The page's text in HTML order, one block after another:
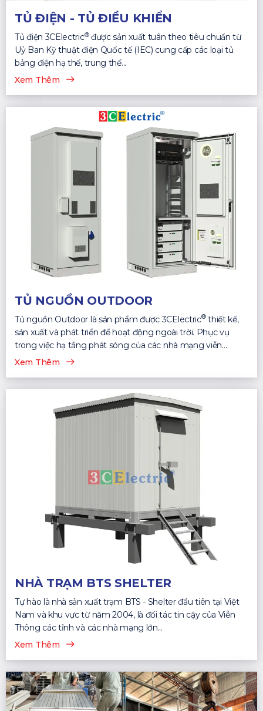
TỦ ĐIỆN - TỦ ĐIỀU KHIỂN
Tủ điện 3CElectric®được sản xuất tuân theo tiêu chuẩn từ
Uỷ Ban Kỹ thuật điện Quốc tế (IEC) cung cấp các loại tủ
bảng điện hạ thế, trung thế...
Xem Thêm
TỦ NGUỒN OUTDOOR
Tủ nguồn Outdoor là sản phẩm được 3CElectric®thiết kế,
sản xuất và phát triển để hoạt động ngoài trời. Phục vụ
trong việc hạ tầng phát sóng của các nhà mạng viễn
thông...
Xem Thêm
NHÀ TRẠM BTS SHELTER
Tự hào là nhà sản xuất trạm BTS - Shelter đầu tiên tại Việt
Nam và khu vực từ năm 2004, là đối tác tin cậy của Viễn
Thông các tỉnh và các nhà mạng lớn...
Xem Thêm